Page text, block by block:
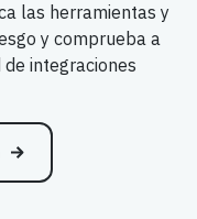
las herramientas y
y comprueba a
integraciones